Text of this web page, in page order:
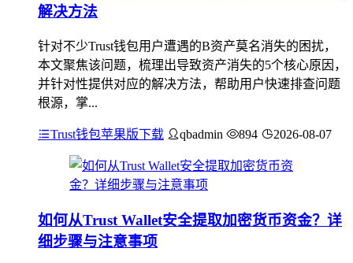
解决方法
针对不少Trust钱包用户遭遇的B资产莫名消失的困扰，
本文聚焦该问题，梳理出导致资产消失的5个核心原因，
并针对性提供对应的解决方法，帮助用户快速排查问题
根源，掌...
Trust钱包苹果版下载 qbadmin 894 2026-08-07
如何从Trust Wallet安全提取加密货币资金？详
细步骤与注意事项